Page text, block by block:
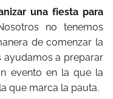
una fiesta para
no tenemos
de comenzar la
ayudamos a preparar
evento en la que la
que marca la pauta.